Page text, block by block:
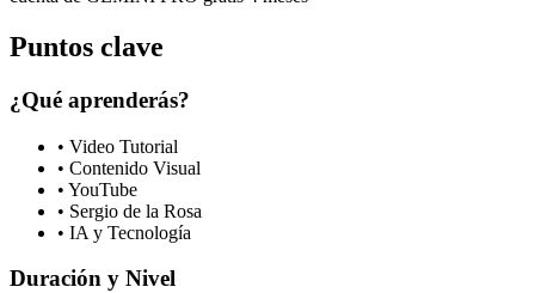
Puntos clave
¿Qué aprenderás?
• Video Tutorial
• Contenido Visual
• YouTube
• Sergio de la Rosa
• IA y Tecnología
Duración y Nivel